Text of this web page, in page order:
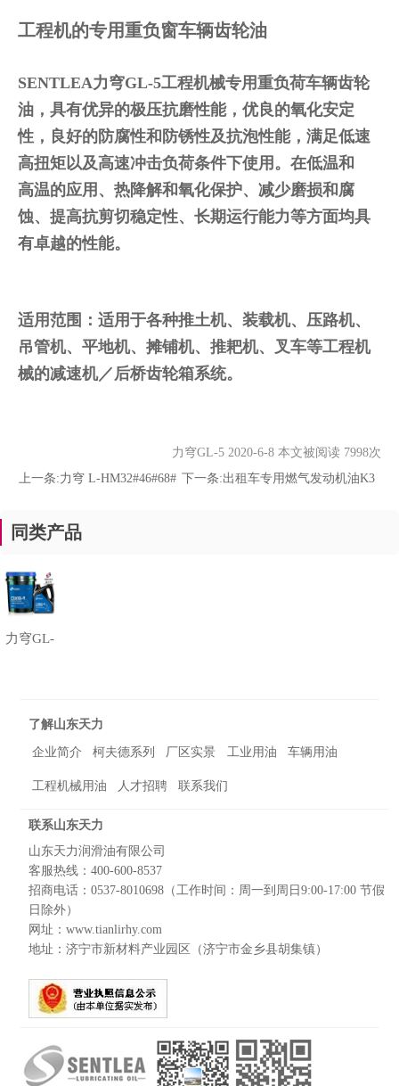
工程机的专用重负窗车辆齿轮油
SENTLEA力穹GL-5工程机械专用重负荷车辆齿轮
油，具有优异的极压抗磨性能，优良的氧化安定
性，良好的防腐性和防锈性及抗泡性能，满足低速
高扭矩以及高速冲击负荷条件下使用。在低温和
高温的应用、热降解和氧化保护、减少磨损和腐
蚀、提高抗剪切稳定性、长期运行能力等方面均具
有卓越的性能。
适用范围：适用于各种推土机、装载机、压路机、
吊管机、平地机、摊铺机、推耙机、叉车等工程机
械的减速机／后桥齿轮箱系统。
力穹GL-5 2020-6-8 本文被阅读 7998次
上一条:力穹 L-HM32#46#68# 下一条:出租车专用燃气发动机油K3
同类产品
力穹GL-
了解山东天力
企业简介 柯夫德系列 厂区实景 工业用油 车辆用油
工程机械用油 人才招聘 联系我们
联系山东天力
山东天力润滑油有限公司
客服热线：400-600-8537
招商电话：0537-8010698（工作时间：周一到周日9:00-17:00 节假
日除外）
网址：www.tianlirhy.com
地址：济宁市新材料产业园区（济宁市金乡县胡集镇）